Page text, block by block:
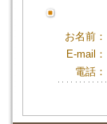
お名前：
E-mail：
電話：